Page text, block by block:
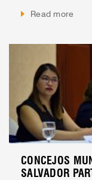
Read more
CONCEJOS
SALVADOR